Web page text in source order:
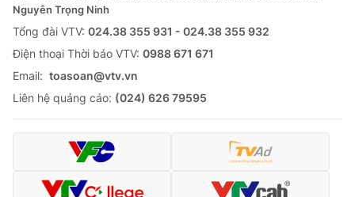
Nguyễn Trọng Ninh
Tổng đài VTV: 024.38 355 931 - 024.38 355 932
Ðiện thoại Thời báo VTV: 0988 671 671
Email: toasoan@vtv.vn
Liên hệ quảng cáo: (024) 626 79595